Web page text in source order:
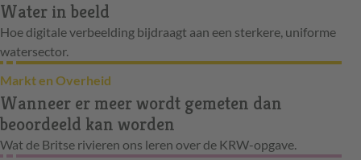
Water in beeld
Hoe digitale verbeelding bijdraagt aan een sterkere, uniforme
watersector.
Markt en Overheid
Wanneer er meer wordt gemeten dan
beoordeeld kan worden
Wat de Britse rivieren ons leren over de KRW-opgave.